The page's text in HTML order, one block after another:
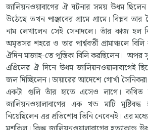
জালিয়নওয়াবাগের ঐ ঘটনার সময় উধম
উঠেছে তখন পাঞ্জাবের গ্রামে গ্রামে। বিপ্লব
নাম লেখালেন সেই সেনাদলে। তাঁর কাজ হল
অমৃতসর শহরে ও তার পার্শ্ববর্তী গ্রামাঞ্চলে
ঐদিন মাজাহ-তে পুস্তিকা বিলি করছিলেন। অপর
এপ্রিলের ঐ দিনে উধম জালিয়নওয়ালাবাগেই
জল দিচ্ছিলেন। ডায়ারের আদেশে গোর্খা
একটা গুলি তাঁর হাতে এসেও লাগে। কথিত
জালিয়নওয়ালাবাগের এক খন্ড মাটি
নিয়েছিলেন এর প্রতিশোধ তিনি নেবেনই। এর